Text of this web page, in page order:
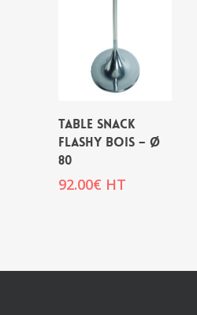
TABLE SNACK
FLASHY BOIS – Ø
80
92.00€ HT